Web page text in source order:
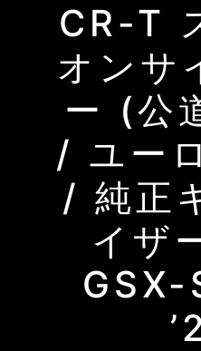
CR-T
オンサ
ー (公
/ ユー
/ 純正
イザ